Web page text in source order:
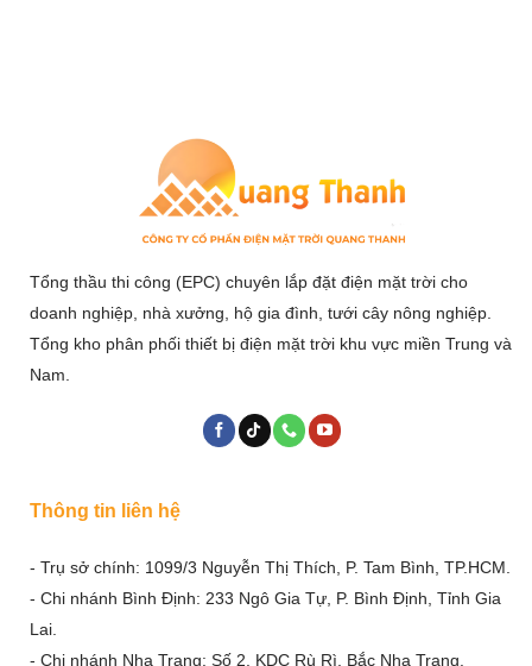
Tổng thầu thi công (EPC) chuyên lắp đặt điện mặt trời cho
doanh nghiệp, nhà xưởng, hộ gia đình, tưới cây nông nghiệp.
Tổng kho phân phối thiết bị điện mặt trời khu vực miền Trung và
Nam.
Thông tin liên hệ
- Trụ sở chính: 1099/3 Nguyễn Thị Thích, P. Tam Bình, TP.HCM.
- Chi nhánh Bình Định: 233 Ngô Gia Tự, P. Bình Định, Tỉnh Gia
Lai.
- Chi nhánh Nha Trang: Số 2, KDC Rù Rì, Bắc Nha Trang.